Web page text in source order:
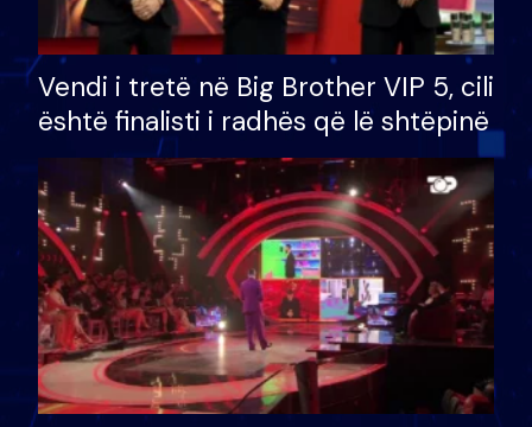
Vendi i tretë në Big Brother VIP 5, cili
është finalisti i radhës që lë shtëpinë